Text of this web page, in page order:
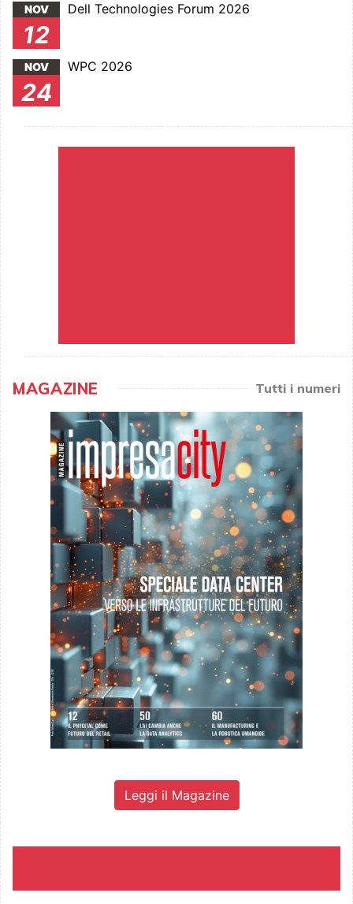
NOV
12
Dell Technologies Forum 2026
NOV
24
WPC 2026
MAGAZINE Tutti i numeri
Leggi il Magazine